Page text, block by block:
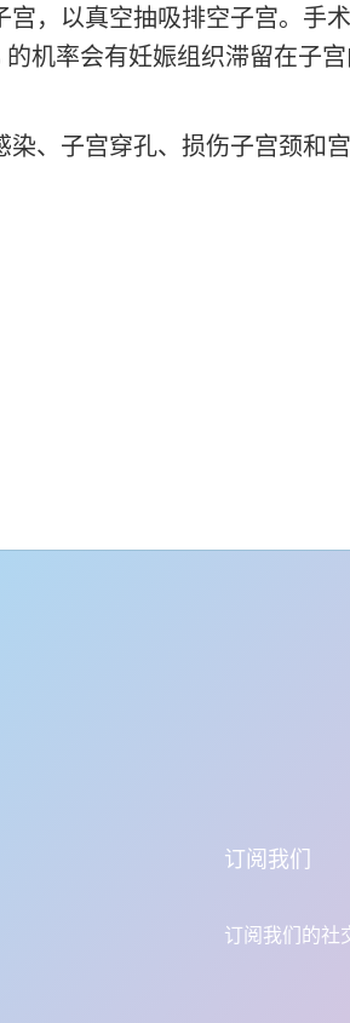
，以真空抽吸排空子宫。手
机率会有妊娠组织滞留在子
、子宫穿孔、损伤子宫颈和
订阅我们
订阅我们的社